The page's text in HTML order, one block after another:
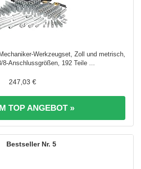
Werkzeugset, Zoll und metrisch,
8-Anschlussgrößen, 192 Teile ...
247,03 €
TOP ANGEBOT »
5